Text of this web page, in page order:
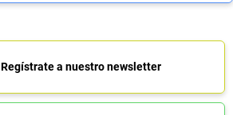
Regístrate a nuestro newsletter